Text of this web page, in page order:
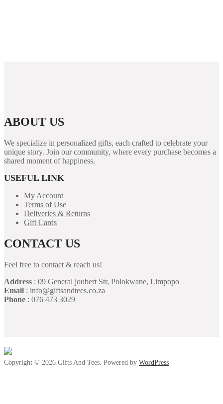
ABOUT US
We specialize in personalized gifts, each crafted to celebrate your
unique story. Join our community, where every purchase becomes a
shared moment of happiness.
USEFUL LINK
My Account
Terms of Use
Deliveries & Returns
Gift Cards
CONTACT US
Feel free to contact & reach us!
Address : 09 General joubert Str, Polokwane, Limpopo
Email : info@giftsandtees.co.za
Phone : 076 473 3029
Copyright © 2026 Gifts And Tees. Powered by WordPress